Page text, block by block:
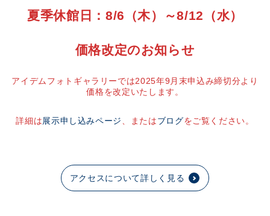
夏季休館日：8/6（木）～8/12（水）
価格改定のお知らせ
アイデムフォトギャラリーでは2025年9月末申込み締切分より
価格を改定いたします。
詳細は展示申し込みページ 、またはブログをご覧ください。
アクセスについて詳しく見る